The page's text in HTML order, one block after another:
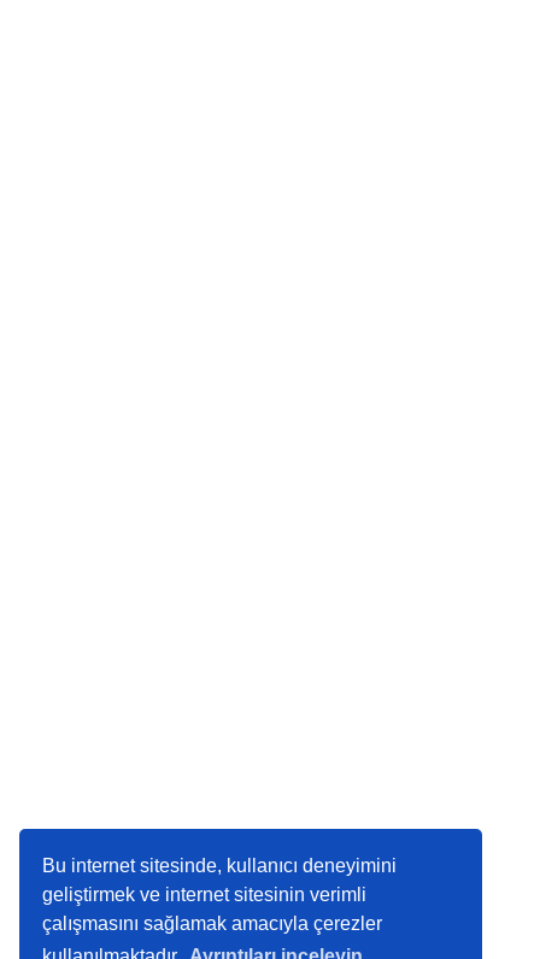
Bu internet sitesinde, kullanıcı deneyimini
geliştirmek ve internet sitesinin verimli
çalışmasını sağlamak amacıyla çerezler